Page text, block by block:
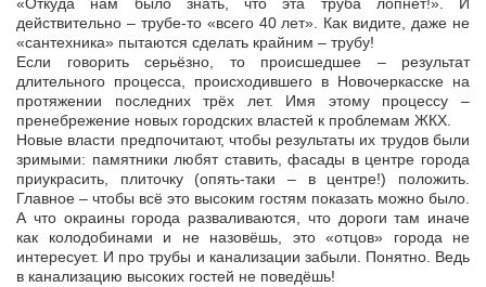
«Откуда нам было знать, что эта труба лопнет!». И
действительно – трубе-то «всего 40 лет». Как видите, даже не
«сантехника» пытаются сделать крайним – трубу!
Если говорить серьёзно, то происшедшее – результат
длительного процесса, происходившего в Новочеркасске на
протяжении последних трёх лет. Имя этому процессу –
пренебрежение новых городских властей к проблемам ЖКХ.
Новые власти предпочитают, чтобы результаты их трудов были
зримыми: памятники любят ставить, фасады в центре города
приукрасить, плиточку (опять-таки – в центре!) положить.
Главное – чтобы всё это высоким гостям показать можно было.
А что окраины города разваливаются, что дороги там иначе
как колодобинами и не назовёшь, это «отцов» города не
интересует. И про трубы и канализации забыли. Понятно. Ведь
в канализацию высоких гостей не поведёшь!